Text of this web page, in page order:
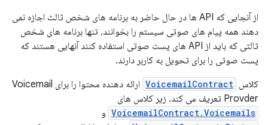
از آنجایی که API ها در حال حاضر به برنامه های شخص ثالث اجازه نمی
دهند همه پیام های صوتی سیستم را بخوانند، تنها برنامه های شخص
ثالثی که باید از API های پست صوتی استفاده کنند آنهایی هستند که
پست صوتی را برای تحویل به کاربر دارند.
کلاس VoicemailContract
ارائه دهنده محتوا را برای Voicemail
Provder تعریف می کند. زیر کلاس های
VoicemailContract.Voicemails و